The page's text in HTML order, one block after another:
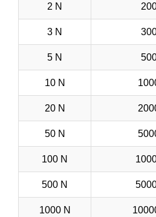
2 N
3 N
5 N
10 N
20 N
50 N
100 N
500 N
1000 N